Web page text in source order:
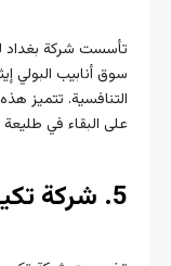
شركة بغداد لتكون
أنابيب البولي إيثيلين.
تتميز هذه الشركة
البقاء في طليعة السوق.